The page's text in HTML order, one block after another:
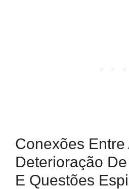
Conexões Entre
Deterioração
E Questões